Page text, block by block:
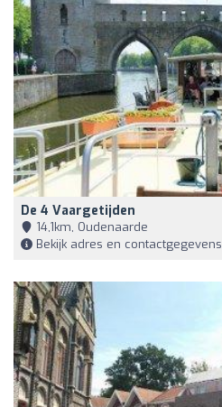
De 4 Vaargetijden
14,1km, Oudenaarde
Bekijk adres en contactgegevens